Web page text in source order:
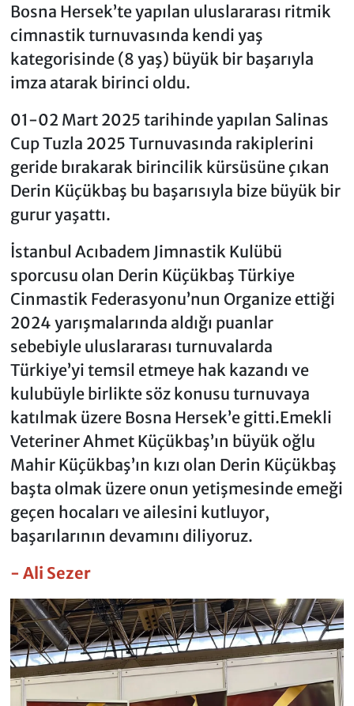
Bosna Hersek’te yapılan uluslararası ritmik
cimnastik turnuvasında kendi yaş
kategorisinde (8 yaş) büyük bir başarıyla
imza atarak birinci oldu.
01-02 Mart 2025 tarihinde yapılan Salinas
Cup Tuzla 2025 Turnuvasında rakiplerini
geride bırakarak birincilik kürsüsüne çıkan
Derin Küçükbaş bu başarısıyla bize büyük bir
gurur yaşattı.
İstanbul Acıbadem Jimnastik Kulübü
sporcusu olan Derin Küçükbaş Türkiye
Cinmastik Federasyonu’nun Organize ettiği
2024 yarışmalarında aldığı puanlar
sebebiyle uluslararası turnuvalarda
Türkiye’yi temsil etmeye hak kazandı ve
kulubüyle birlikte söz konusu turnuvaya
katılmak üzere Bosna Hersek’e gitti.Emekli
Veteriner Ahmet Küçükbaş’ın büyük oğlu
Mahir Küçükbaş’ın kızı olan Derin Küçükbaş
başta olmak üzere onun yetişmesinde emeği
geçen hocaları ve ailesini kutluyor,
başarılarının devamını diliyoruz.
- Ali Sezer